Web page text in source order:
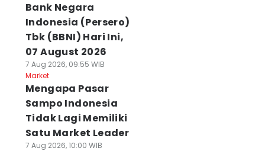
Bank Negara
Indonesia (Persero)
Tbk (BBNI) Hari Ini,
07 August 2026
7 Aug 2026, 09:55 WIB
Market
Mengapa Pasar
Sampo Indonesia
Tidak Lagi Memiliki
Satu Market Leader
7 Aug 2026, 10:00 WIB